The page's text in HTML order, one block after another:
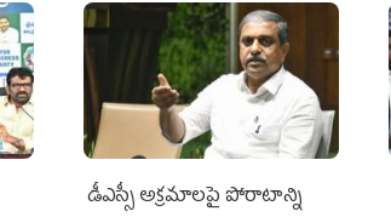
డీఎస్సీ అక్రమాలపై పోరాటాన్ని